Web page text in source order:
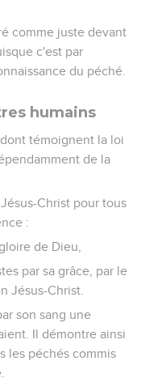
comme juste devant
c'est par
du péché.
humains
témoignent la loi
de la
Christ pour tous
:
de Dieu,
par sa grâce, par le
Jésus-Christ.
son sang une
Il démontre ainsi
les péchés commis